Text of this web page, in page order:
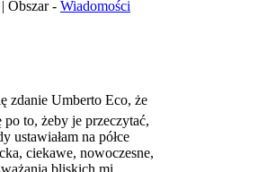
Obszar - Wiadomości
zdanie Umberto Eco, że
po to, żeby je przeczytać,
ustawiałam na półce
ciekawe, nowoczesne,
bliskich mi